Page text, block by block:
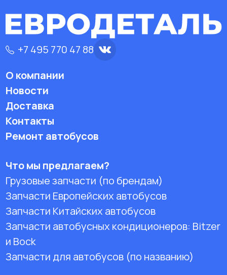
+7 495 770 47 88
О компании
Новости
Доставка
Контакты
Ремонт автобусов
Что мы предлагаем?
Грузовые запчасти (по брендам)
Запчасти Европейских автобусов
Запчасти Китайских автобусов
Запчасти автобусных кондиционеров: Bitzer
и Bock
Запчасти для автобусов (по названию)